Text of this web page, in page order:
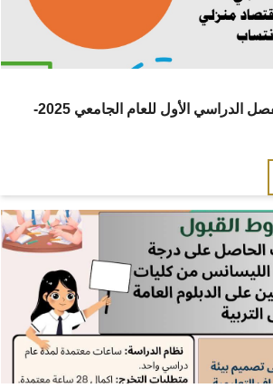
جداول محاضرات الفصل الدراسي الأول للعام الجامعي 2025-